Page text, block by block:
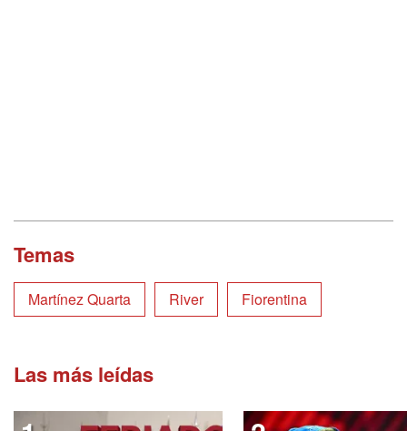
Temas
Martínez Quarta River Fiorentina
Las más leídas